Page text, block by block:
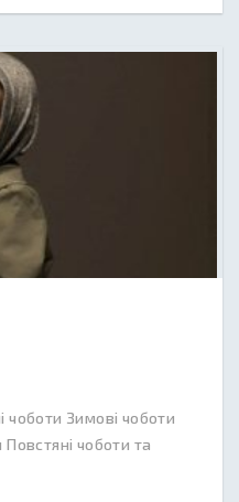
чоботи Зимові чоботи
чоботи та